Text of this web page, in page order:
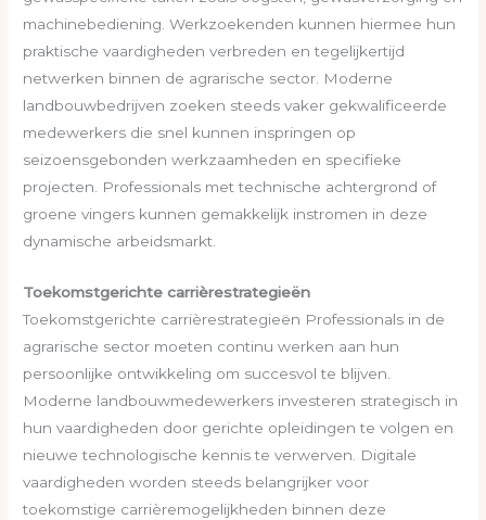
machinebediening. Werkzoekenden kunnen hiermee hun
praktische vaardigheden verbreden en tegelijkertijd
netwerken binnen de agrarische sector. Moderne
landbouwbedrijven zoeken steeds vaker gekwalificeerde
medewerkers die snel kunnen inspringen op
seizoensgebonden werkzaamheden en specifieke
projecten. Professionals met technische achtergrond of
groene vingers kunnen gemakkelijk instromen in deze
dynamische arbeidsmarkt.
Toekomstgerichte carrièrestrategieën
Toekomstgerichte carrièrestrategieën Professionals in de
agrarische sector moeten continu werken aan hun
persoonlijke ontwikkeling om succesvol te blijven.
Moderne landbouwmedewerkers investeren strategisch in
hun vaardigheden door gerichte opleidingen te volgen en
nieuwe technologische kennis te verwerven. Digitale
vaardigheden worden steeds belangrijker voor
toekomstige carrièremogelijkheden binnen deze